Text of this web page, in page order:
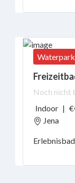
Elektromobilität
Absenden
Waterpark
Noch nicht
Indoor |
Jena